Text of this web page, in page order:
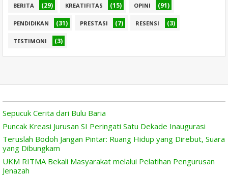
BERITA (29) KREATIFITAS (15) OPINI (91)
PENDIDIKAN (31) PRESTASI (7) RESENSI (3)
TESTIMONI (3)
Sepucuk Cerita dari Bulu Baria
Puncak Kreasi Jurusan SI Peringati Satu Dekade Inaugurasi
Teruslah Bodoh Jangan Pintar: Ruang Hidup yang Direbut, Suara
yang Dibungkam
UKM RITMA Bekali Masyarakat melalui Pelatihan Pengurusan
Jenazah